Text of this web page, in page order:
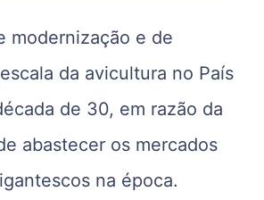
modernização e de
da avicultura no País
de 30, em razão da
abastecer os mercados
na época.